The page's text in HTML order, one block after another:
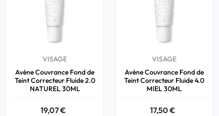
VISAGE
Avène Couvrance Fond de
Teint Correcteur Fluide 2.0
NATUREL 30ML
19,07 €
VISAGE
Avène Couvrance Fond de
Teint Correcteur Fluide 4.0
MIEL 30ML
17,50 €